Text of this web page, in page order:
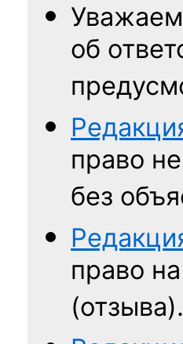
об
право
без
право
(отзыва).